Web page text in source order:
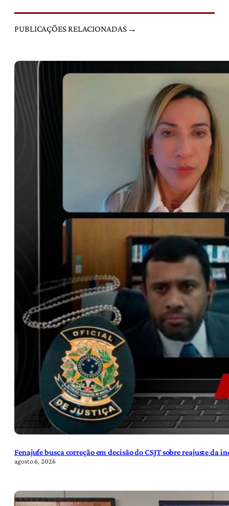
PUBLICAÇÕES RELACIONADAS →
Fenajufe busca correção em decisão do CSJT sobre reajuste da
agosto 6, 2026